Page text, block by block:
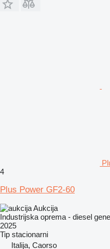
4
Plus Power GF2-60
Aukcija
Industrijska oprema - diesel
2025
Tip stacionarni
Italija, Caorso